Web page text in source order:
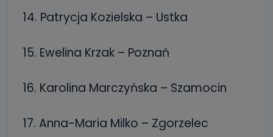
14. Patrycja Kozielska – Ustka
15. Ewelina Krzak – Poznań
16. Karolina Marczyńska – Szamocin
17. Anna-Maria Milko – Zgorzelec